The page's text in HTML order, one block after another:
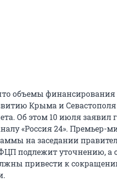
объемы финансирования
Крыма и
Об этом 10 июля
«Россия 24». Премьер-
на заседании
подлежит уточнению, а
привести к